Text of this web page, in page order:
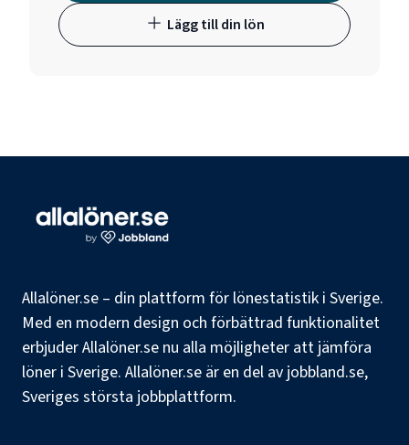
Lägg till din lön
Allalöner.se – din plattform för lönestatistik i Sverige.
Med en modern design och förbättrad funktionalitet
erbjuder Allalöner.se nu alla möjligheter att jämföra
löner i Sverige. Allalöner.se är en del av jobbland.se,
Sveriges största jobbplattform.